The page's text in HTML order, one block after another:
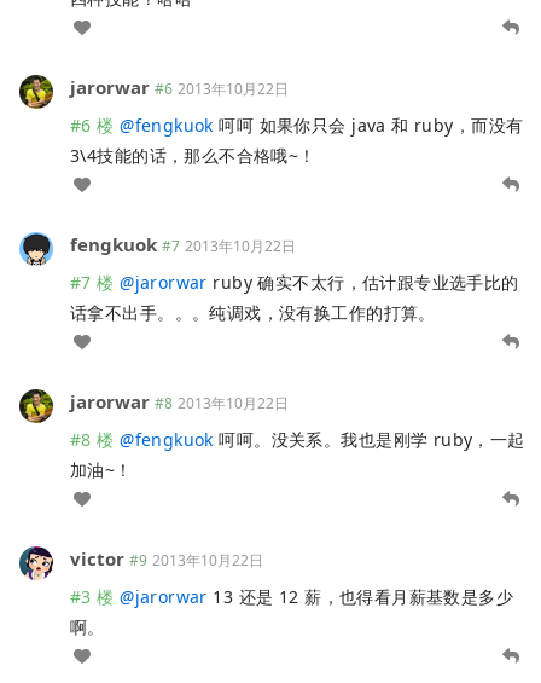
jarorwar #6 2013年10月22日
#6 楼 @fengkuok 呵呵 如果你只会 java 和 ruby，而没有
3\4技能的话，那么不合格哦~！
fengkuok #7 2013年10月22日
#7 楼 @jarorwar ruby 确实不太行，估计跟专业选手比的
话拿不出手。。。纯调戏，没有换工作的打算。
jarorwar #8 2013年10月22日
#8 楼 @fengkuok 呵呵。没关系。我也是刚学 ruby，一起
加油~！
victor #9 2013年10月22日
#3 楼 @jarorwar 13 还是 12 薪，也得看月薪基数是多少
啊。